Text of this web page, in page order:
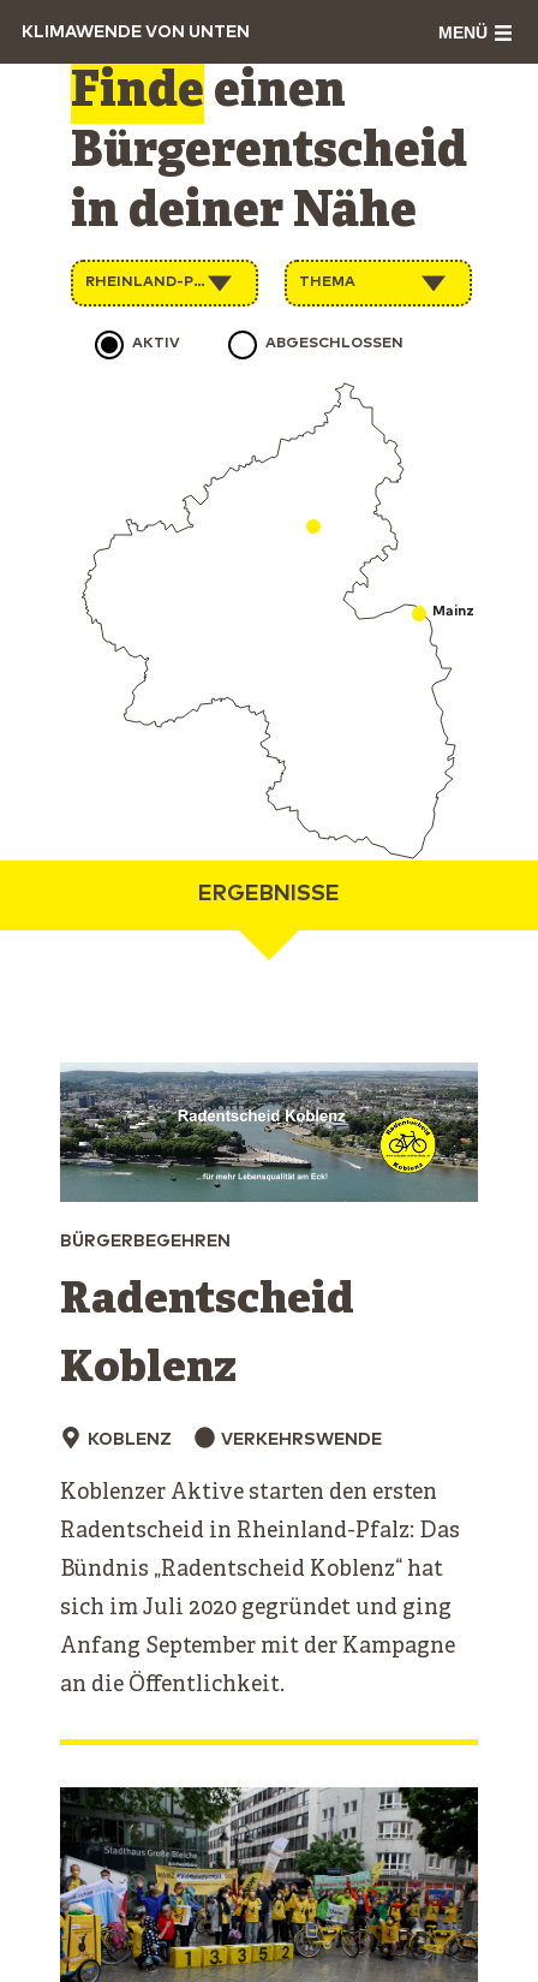
KLIMAWENDE VON UNTEN MENÜ
Mainz
Finde einen
Bürgerentscheid
in deiner Nähe
RHEINLAND-PFALZ THEMA
AKTIV ABGESCHLOSSEN
ERGEBNISSE
BÜRGERBEGEHREN
Radentscheid
Koblenz
KOBLENZ VERKEHRSWENDE
Koblenzer Aktive starten den ersten
Radentscheid in Rheinland-Pfalz: Das
Bündnis „Radentscheid Koblenz“ hat
sich im Juli 2020 gegründet und ging
Anfang September mit der Kampagne
an die Öffentlichkeit.